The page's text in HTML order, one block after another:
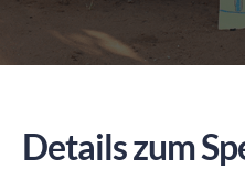
Details zum